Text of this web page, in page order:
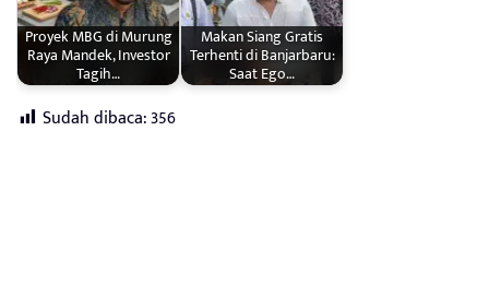
Proyek MBG di Murung
Raya Mandek, Investor
Tagih…
Makan Siang Gratis
Terhenti di Banjarbaru:
Saat Ego…
Sudah dibaca:356